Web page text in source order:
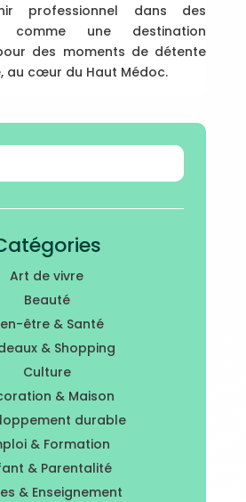
professionnel dans des
comme une destination
des moments de détente
au cœur du Haut Médoc.
Art de vivre
Beauté
être & Santé
& Shopping
Culture
& Maison
durable
& Formation
& Parentalité
& Enseignement